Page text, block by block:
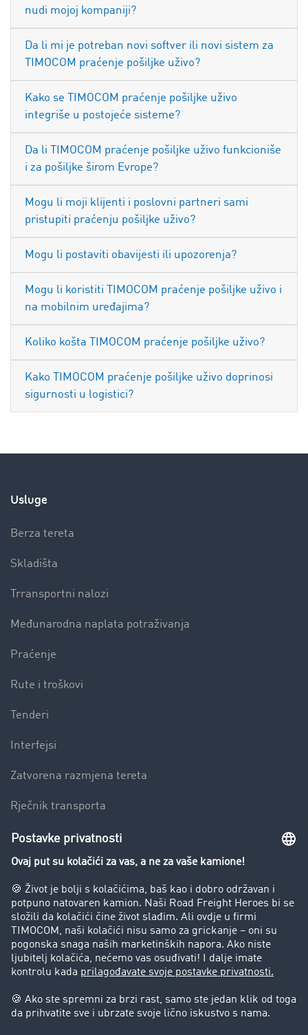
nudi mojoj kompaniji?
Da li mi je potreban novi softver ili novi sistem za
TIMOCOM praćenje pošiljke uživo?
Kako se TIMOCOM praćenje pošiljke uživo
integriše u postojeće sisteme?
Da li TIMOCOM praćenje pošiljke uživo funkcioniše
i za pošiljke širom Evrope?
Mogu li moji klijenti i poslovni partneri sami
pristupiti praćenju pošiljke uživo?
Mogu li postaviti obavijesti ili upozorenja?
Mogu li koristiti TIMOCOM praćenje pošiljke uživo i
na mobilnim uređajima?
Koliko košta TIMOCOM praćenje pošiljke uživo?
Kako TIMOCOM praćenje pošiljke uživo doprinosi
sigurnosti u logistici?
Usluge
Berza tereta
Skladišta
Trransportni nalozi
Međunarodna naplata potraživanja
Praćenje
Rute i troškovi
Tenderi
Interfejsi
Zatvorena razmjena tereta
Rječnik transporta
Preduzeće
Success Stories
Korisnici preporučuju korisnike
Blog
Zabrane vožnje za kamione
Pravni